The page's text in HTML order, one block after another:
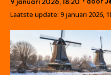
Laatste update: 9 januari 2026,